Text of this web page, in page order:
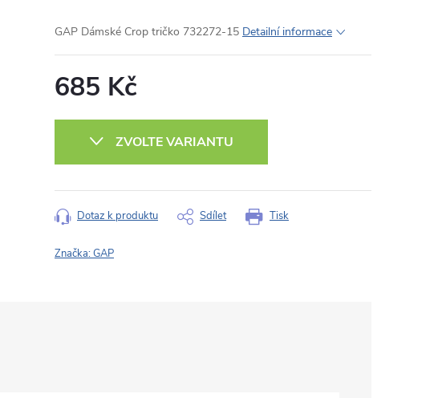
GAP Dámské Crop tričko 732272-15 Detailní informace
685 Kč
ZVOLTE VARIANTU
Tisk
Dotaz k produktu Sdílet
Značka:GAP